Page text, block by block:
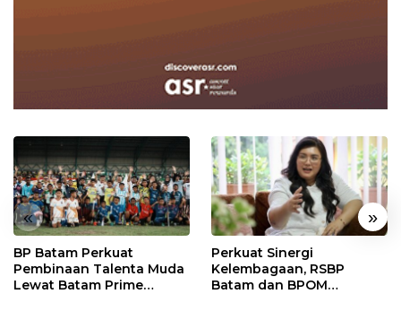
« »
BP Batam Perkuat
Pembinaan Talenta Muda
Lewat Batam Prime
Perkuat Sinergi
Kelembagaan, RSBP
Batam dan BPOM